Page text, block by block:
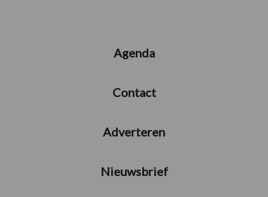
Agenda
Contact
Adverteren
Nieuwsbrief